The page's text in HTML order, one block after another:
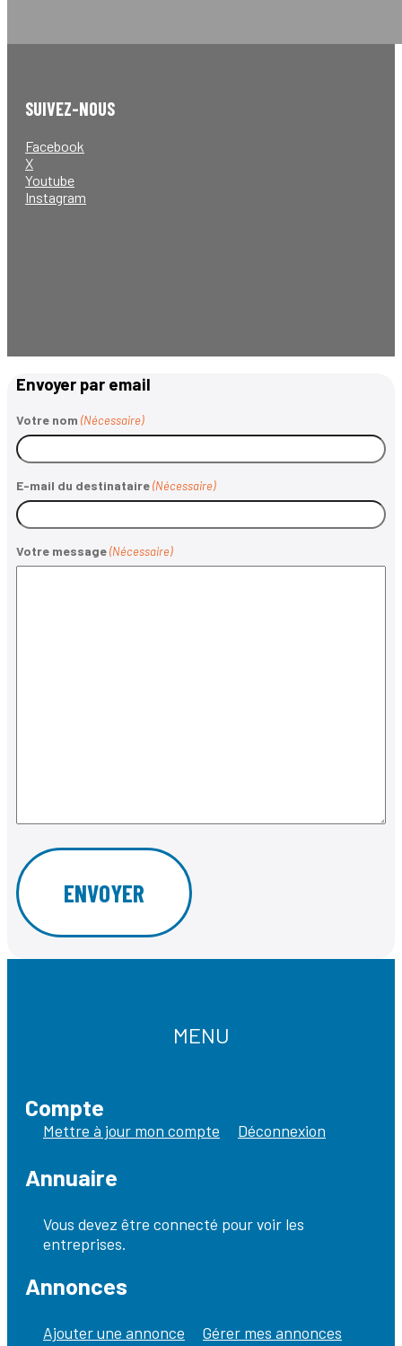
SUIVEZ-NOUS
Facebook
X
Youtube
Instagram
Envoyer par email
Votre nom (Nécessaire)
E-mail du destinataire (Nécessaire)
Votre message (Nécessaire)
MENU
Compte
Mettre à jour mon compte Déconnexion
Annuaire
Vous devez être connecté pour voir les
entreprises.
Annonces
Ajouter une annonce Gérer mes annonces